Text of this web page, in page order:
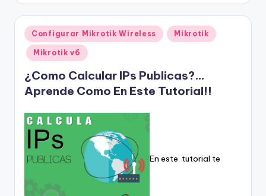
Publicado
en
Configurar Mikrotik Wireless Mikrotik
Mikrotik v6
¿Como Calcular IPs Publicas?…
Aprende Como En Este Tutorial!!
En este tutorial te